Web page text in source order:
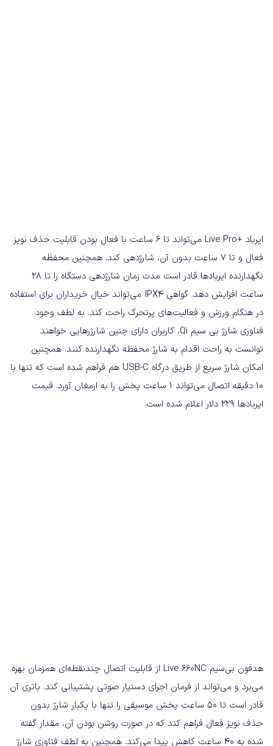
ایرباد +Live Pro می‌تواند تا ۶ ساعت با فعال بودن قابلیت حذف نویز
فعال و تا ۷ ساعت بدون آن، شارژدهی کند. همچنین محفظه
نگهدارنده ایربادها قادر است مدت زمان شارژدهی دستگاه را تا ۲۸
ساعت افزایش دهد. گواهی IPX4 می‌تواند خیال خریداران برای استفاده
در هنگام ورزش و فعالیت‌های پرتحرک راحت کند. به لطف وجود
فناوری شارژ بی سیم Qi، کاربران دارای چنین شارژرهایی خواهند
توانست به راحت اقدام به شارژ محفظه نگهدارنده کنند. همچنین
امکان شارژ سریع از طریق درگاه USB-C هم فراهم شده است که تنها با
۱۰ دقیقه اتصال می‌تواند ۱ ساعت پخش را به ارمغان آورد. قیمت
ایربادها ۲۲۹ دلار اعلام شده است.
هدفون بی‌سیم Live 660NC از قابلیت اتصال چندنقطه‌ای همزمان بهره
می‌برد و می‌تواند از فرمان اجرای دستیار صوتی پشتیبانی کند. باتری آن
قادر است تا ۵۰ ساعت پخش موسیقی را تنها با یکبار شارژ بدون
حذف نویز فعال فراهم کند که در صورت روشن بودن آن، مقدار گفته
شده به ۴۰ ساعت کاهش پیدا می‌کند. همچنین به لطف فناوری شارژ